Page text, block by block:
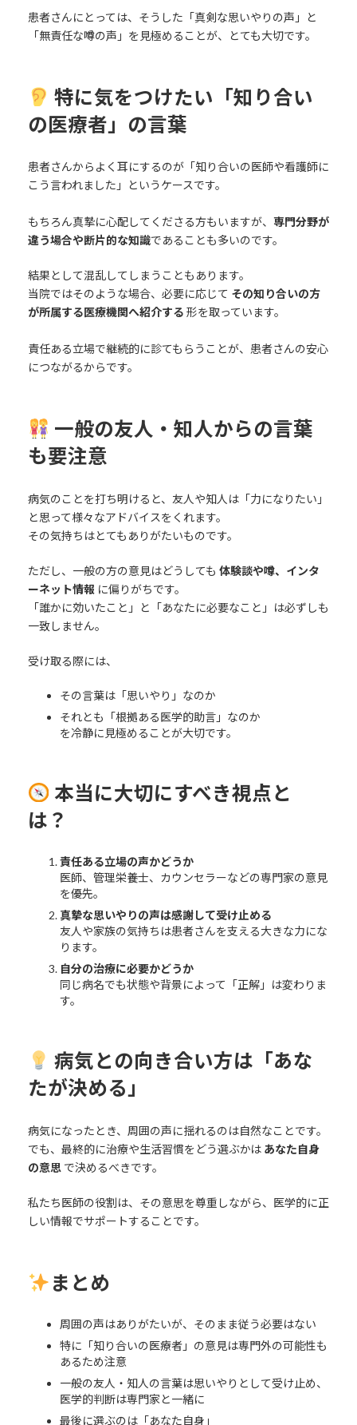
患者さんにとっては、そうした「真剣な思いやりの声」と
「無責任な噂の声」を見極めることが、とても大切です。
特に気をつけたい「知り合い
の医療者」の言葉
患者さんからよく耳にするのが「知り合いの医師や看護師に
こう言われました」というケースです。
もちろん真摯に心配してくださる方もいますが、 専門分野が
違う場合や断片的な知識であることも多いのです。
結果として混乱してしまうこともあります。
当院ではそのような場合、必要に応じて その知り合いの方
が所属する医療機関へ紹介する 形を取っています。
責任ある立場で継続的に診てもらうことが、患者さんの安心
につながるからです。
一般の友人・知人からの言葉
も要注意
病気のことを打ち明けると、友人や知人は「力になりたい」
と思って様々なアドバイスをくれます。
その気持ちはとてもありがたいものです。
ただし、一般の方の意見はどうしても 体験談や噂、インタ
ーネット情報 に偏りがちです。
「誰かに効いたこと」と「あなたに必要なこと」は必ずしも
一致しません。
受け取る際には、
その言葉は「思いやり」なのか
それとも「根拠ある医学的助言」なのか
を冷静に見極めることが大切です。
本当に大切にすべき視点と
は？
責任ある立場の声かどうか
医師、管理栄養士、カウンセラーなどの専門家の意見
を優先。
真摯な思いやりの声は感謝して受け止める
友人や家族の気持ちは患者さんを支える大きな力にな
ります。
自分の治療に必要かどうか
同じ病名でも状態や背景によって「正解」は変わりま
す。
病気との向き合い方は「あな
たが決める」
病気になったとき、周囲の声に揺れるのは自然なことです。
でも、最終的に治療や生活習慣をどう選ぶかは あなた自身
の意思 で決めるべきです。
私たち医師の役割は、その意思を尊重しながら、医学的に正
しい情報でサポートすることです。
まとめ
周囲の声はありがたいが、そのまま従う必要はない
特に「知り合いの医療者」の意見は専門外の可能性も
あるため注意
一般の友人・知人の言葉は思いやりとして受け止め、
医学的判断は専門家と一緒に
最後に選ぶのは「あなた自身」